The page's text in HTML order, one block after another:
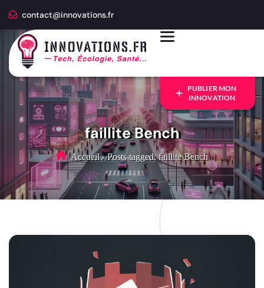
contact@innovations.fr
PUBLIER MON
INNOVATION
faillite Bench
Accueil - Posts tagged: faillite Bench